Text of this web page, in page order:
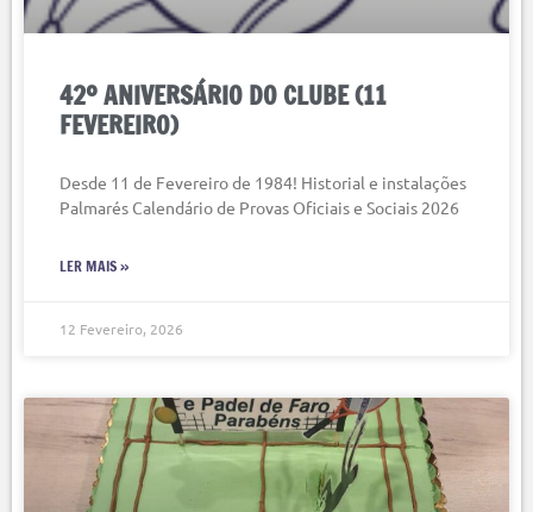
42º ANIVERSÁRIO DO CLUBE (11
FEVEREIRO)
Desde 11 de Fevereiro de 1984! Historial e instalações
Palmarés Calendário de Provas Oficiais e Sociais 2026
LER MAIS »
12 Fevereiro, 2026